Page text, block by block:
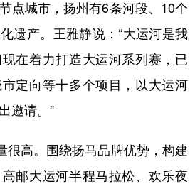
城市，扬州有6条河段、10个
遗产。王雅静说：“大运河是我
在着力打造大运河系列赛，已
定向等十多个项目，以大运河
邀请。”
高。围绕扬马品牌优势，构建
邮大运河半程马拉松、欢乐夜